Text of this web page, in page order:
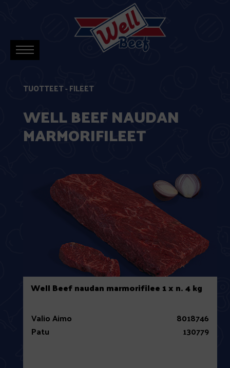
TUOTTEET-FILEET
WELL BEEF NAUDAN
MARMORIFILEET
Well Beef naudan marmorifilee 1 x n. 4 kg
Valio Aimo
8018746
Patu
130779